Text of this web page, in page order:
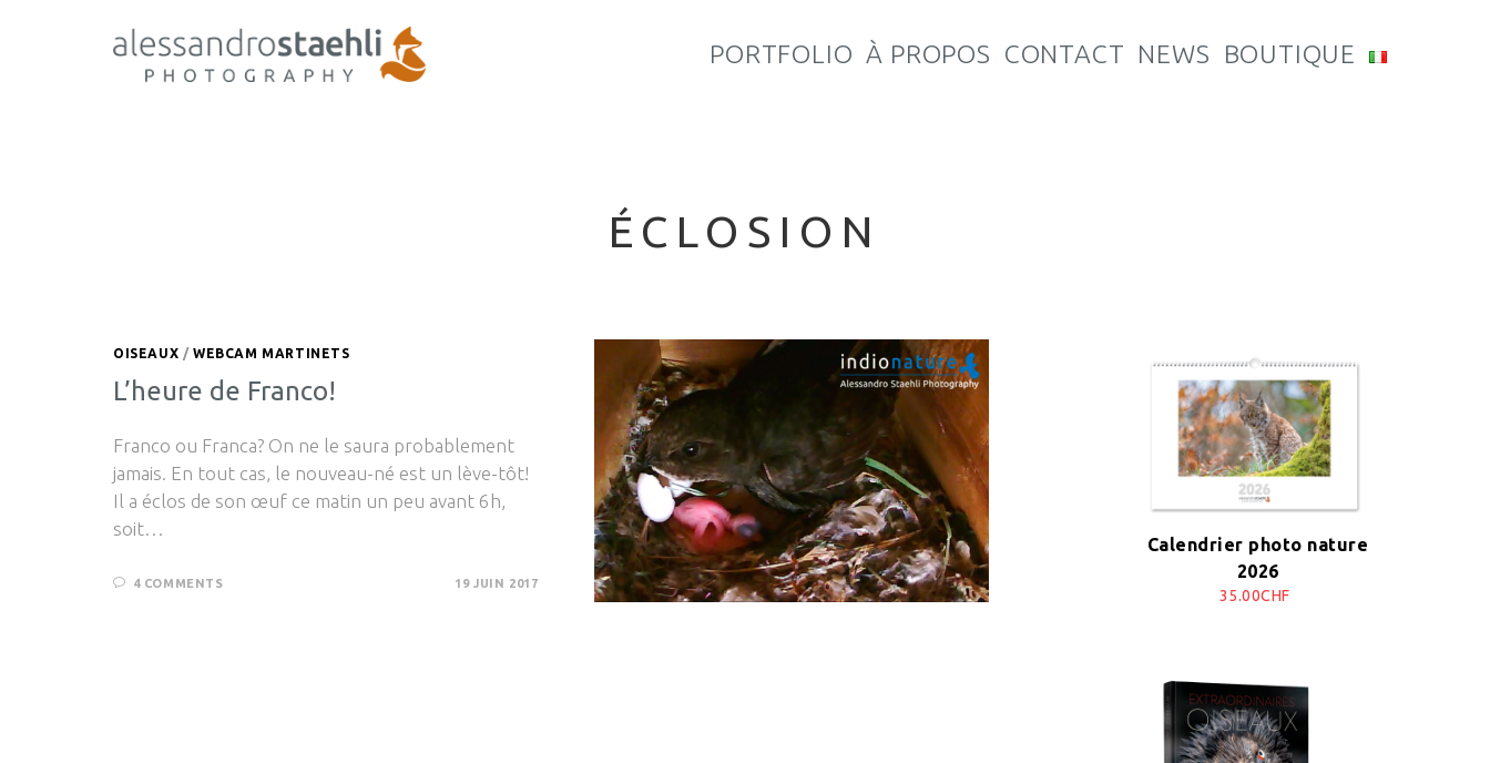
PORTFOLIO À PROPOS CONTACT NEWS BOUTIQUE
ÉCLOSION
OISEAUX /WEBCAM MARTINETS
L’heure de Franco!
Franco ou Franca? On ne le saura probablement
jamais. En tout cas, le nouveau-né est un lève-tôt!
Il a éclos de son œuf ce matin un peu avant 6h,
soit…
4 COMMENTS 19 JUIN 2017
Calendrier photo nature
2026
35.00CHF